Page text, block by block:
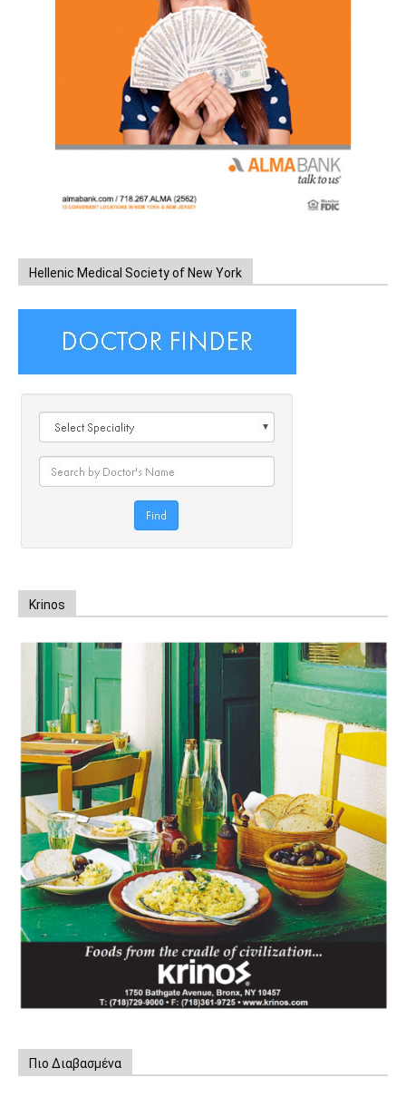
Hellenic Medical Society of New York
Krinos
Πιο Διαβασμένα